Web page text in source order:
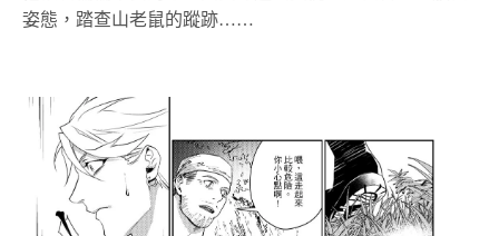
姿態，踏查山老鼠的蹤跡……